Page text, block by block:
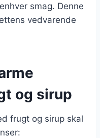
smag. Denne
vedvarende
og sirup
frugt og sirup skal